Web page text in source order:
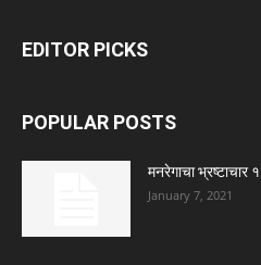
EDITOR PICKS
POPULAR POSTS
मनरेगाचा भ्रष्टाचार
January 7, 2021